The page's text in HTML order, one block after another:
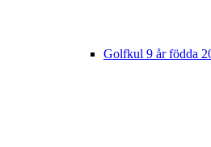
Golfkul 9 år födda